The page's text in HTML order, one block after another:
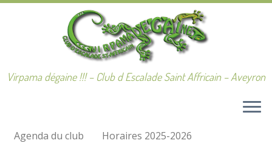
Passer
Virpama dégaine !!! – Club d Escalade Saint Affricain – Aveyron
Agenda du club
Horaires 2025-2026